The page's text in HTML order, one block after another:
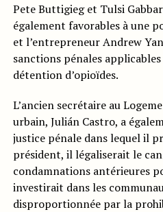
Pete Buttigieg et Tulsi
également favorables à une
et l’entrepreneur Andrew
sanctions pénales
détention d’opioïdes.
L’ancien secrétaire au
urbain, Julián Castro, a
justice pénale dans lequel il
président, il légaliserait le
condamnations antérieures
investirait dans les
disproportionnée par la